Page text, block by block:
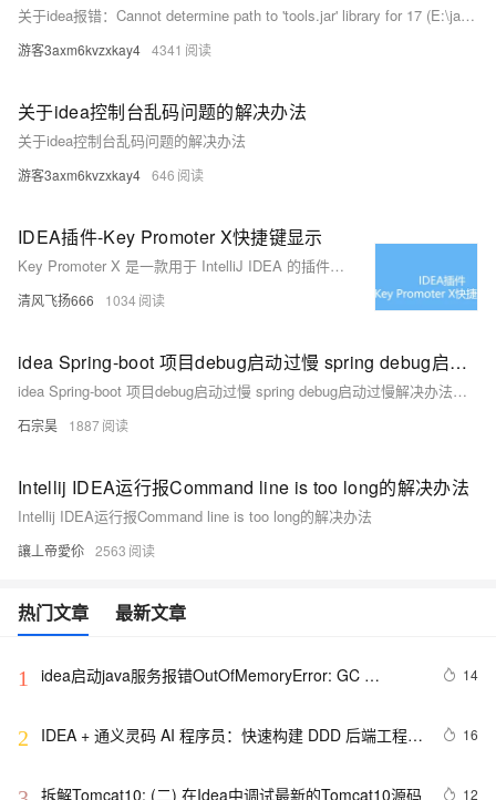
关于idea报错：Cannot determine path to 'tools.jar' library for 17 (E:\java-jdk\jdk17)的解决办法
游客3axm6kvzxkay4 4341
关于idea控制台乱码问题的解决办法
关于idea控制台乱码问题的解决办法
游客3axm6kvzxkay4 646
IDEA插件-Key Promoter X快捷键显示
Key Promoter X 是一款用于 IntelliJ IDEA 的插件，旨在帮助开发者学习并提键盘快捷键使用效率。它会监视用户在 IDEA 中的操作，并在您使用鼠标执行某些操作时提供相应的快捷键提示。 当使用鼠标点击一个按钮或菜单项时，Key Promoter X 会显示一个弹窗，告诉用户可以使用哪个键盘快捷键来执行相同的操作。
清风飞扬666 1034
idea Spring-boot 项目debug启动过慢 spring debug启动过慢解决办法：已解决
idea Spring-boot 项目debug启动过慢 spring debug启动过慢解决办法：已解决
石宗昊 1887
Intellij IDEA运行报Command line is too long的解决办法
Intellij IDEA运行报Command line is too long的解决办法
讓丄帝愛伱 2563
热门文章 最新文章
1
idea启动java服务报错OutOfMemoryError: GC
14
2
IDEA + 通义灵码 AI 程序员：快速构建 DDD 后端工程模
16
拆解Tomcat10: (二) 在Idea中调试最新的Tomcat10源码 12